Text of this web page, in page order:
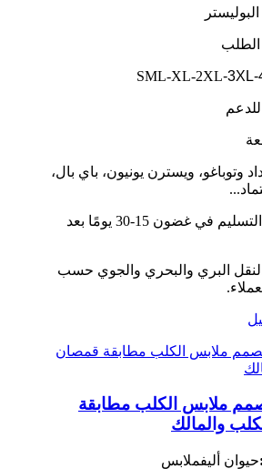
SML-XL-2XL-3XL-
للدعم
وتوباغو، ويسترن يونيون، باي بال،
يتم التسليم في غضون 15-30 يومًا بعد
البري والبحري والجوي حسب
ملابس الكلب مطابقة
والمالك
حيوان أليفملابس